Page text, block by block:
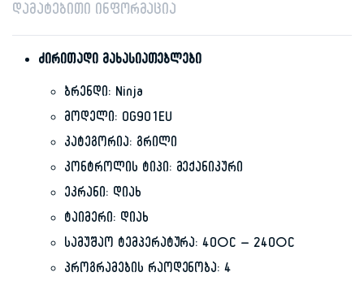
დამატებითი ინფორმაცია
ძირითადი მახასიათებლები
ბრენდი: Ninja
მოდელი: OG901EU
კატეგორია: გრილი
კონტროლის ტიპი: მექანიკური
ეკრანი: დიახ
ტაიმერი: დიახ
სამუშაო ტემპერატურა: 40°C – 240°C
პროგრამების რაოდენობა: 4